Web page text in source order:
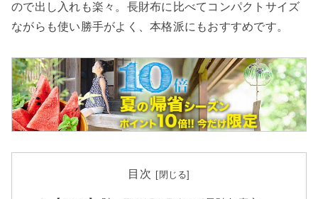
ので出し入れも楽々。長財布に比べてコンパクトサイズ
ながらも使い勝手がよく、本格派にもおすすめです。
目次